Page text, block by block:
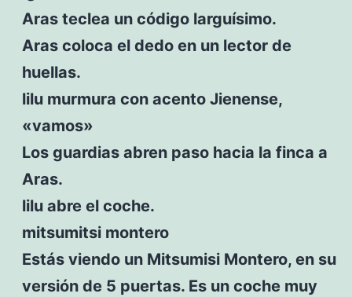
Aras teclea un código larguísimo.
Aras coloca el dedo en un lector de
huellas.
lilu murmura con acento Jienense,
«vamos»
Los guardias abren paso hacia la finca a
Aras.
lilu abre el coche.
mitsumitsi montero
Estás viendo un Mitsumisi Montero, en su
versión de 5 puertas. Es un coche muy